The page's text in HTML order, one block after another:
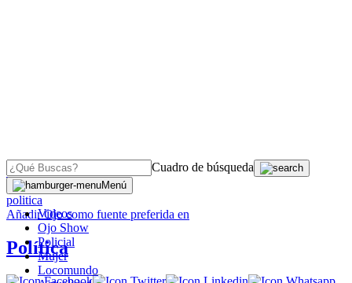
Cuadro de búsqueda
Menú
Videos
Ojo Show
Policial
Mujer
Locomundo
OJO
politica
AñadirOjocomo fuente preferida en
Política